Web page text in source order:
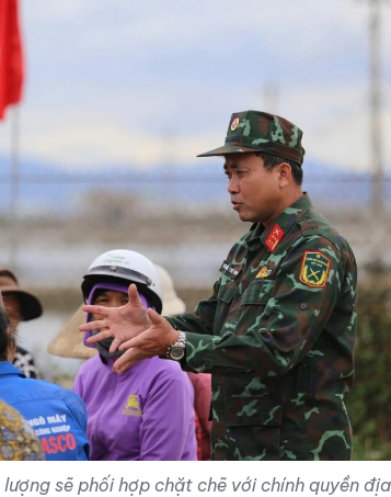
sẽ phối hợp chặt chẽ với chính quyền